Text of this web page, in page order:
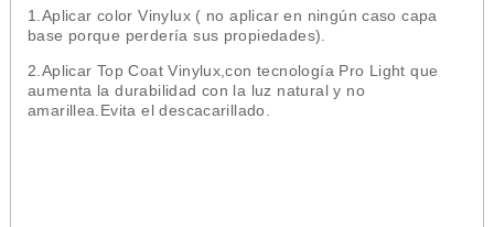
1.Aplicar color Vinylux ( no aplicar en ningún caso capa
base porque perdería sus propiedades).
2.Aplicar Top Coat Vinylux,con tecnología Pro Light que
aumenta la durabilidad con la luz natural y no
amarillea.Evita el descacarillado.